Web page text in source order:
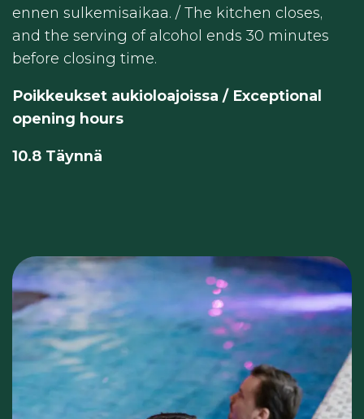
ennen sulkemisaikaa. / The kitchen closes,
and the serving of alcohol ends 30 minutes
before closing time.
Poikkeukset aukioloajoissa / Exceptional
opening hours
10.8 Täynnä